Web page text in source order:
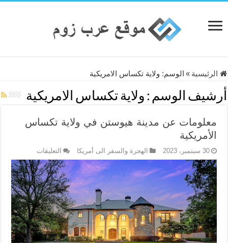
الرئيسية » الوسم: ولاية تكساس الامريكية
أرشيف الوسم : ولاية تكساس الامريكية
معلومات عن مدينة هيوستن في ولاية تكساس
الأمريكية
30 سبتمبر، 2023 الهجرة والسفر الى أمريكا التعليقات
عن
مدينة
هيوستن
في
ولاية
تكساس
الأمريكية
مغلقة